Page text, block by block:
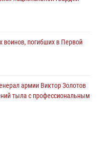
воинов, погибших в Первой
армии Виктор Золотов
тыла с профессиональным